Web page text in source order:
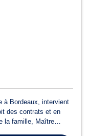
à Bordeaux, intervient
des contrats et en
la famille, Maître